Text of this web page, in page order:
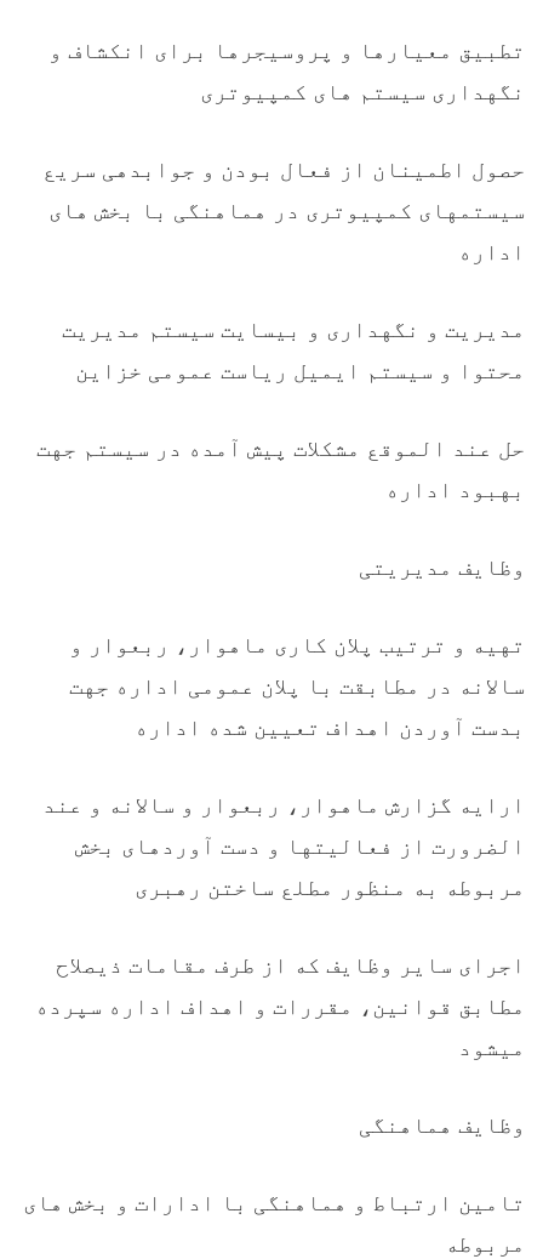
تطبیق معیارها و پروسیجرها برای انکشاف و
نگهداری سیستم های کمپیوتری
حصول اطمینان از فعال بودن و جوابدهی سریع
سیستمهای کمپیوتری در هماهنگی با بخش های
اداره
مدیریت و نگهداری و بیسایت سیستم مدیریت
محتوا و سیستم ایمیل ریاست عمومی خزاین
حل عند الموقع مشکلات پیش آمده در سیستم جهت
بهبود اداره
وظایف مدیریتی
تهیه و ترتیب پلان کاری ماهوار، ربعوار و
سالانه در مطابقت با پلان عمومی اداره جهت
بدست آوردن اهداف تعیین شده اداره
ارایه گزارش ماهوار، ربعوار و سالانه و عند
الضرورت از فعالیتها و دست آوردهای بخش
مربوطه به منظور مطلع ساختن رهبری
اجرای سایر وظایف که از طرف مقامات ذیصلاح
مطابق قوانین، مقررات و اهداف اداره سپرده
میشود
وظایف هماهنگی
تامین ارتباط و هماهنگی با ادارات و بخش های
مربوطه